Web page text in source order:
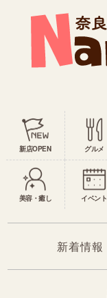
新店OPEN グルメ
美容・癒し イベント
新着情報